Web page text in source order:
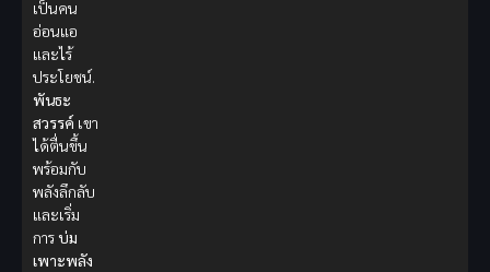
เป็นคน
อ่อนแอ
และไร้
ประโยชน์.
พันธะ
สวรรค์ เขา
ได้ตื่นขึ้น
พร้อมกับ
พลังลึกลับ
และเริ่ม
การบ่ม
เพาะพลัง